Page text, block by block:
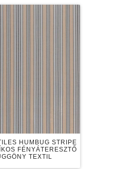
HUMBUG STRIPE
FÉNYÁTERESZTŐ
TEXTIL